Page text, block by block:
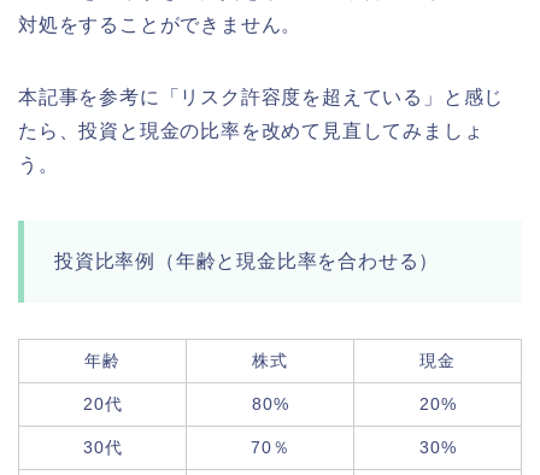
対処をすることができません。
本記事を参考に「リスク許容度を超えている」と感じ
たら、投資と現金の比率を改めて見直してみましょ
う。
投資比率例（年齢と現金比率を合わせる）
年齢 株式 現金
20代 80% 20%
30代 70％ 30%